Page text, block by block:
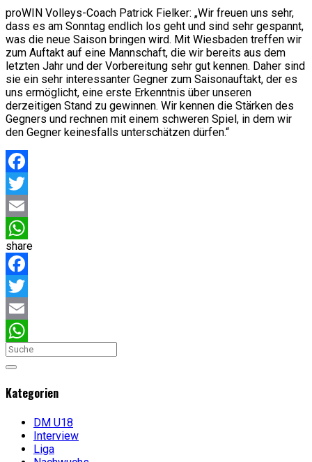
proWIN Volleys-Coach Patrick Fielker: „Wir freuen uns sehr,
dass es am Sonntag endlich los geht und sind sehr gespannt,
was die neue Saison bringen wird. Mit Wiesbaden treffen wir
zum Auftakt auf eine Mannschaft, die wir bereits aus dem
letzten Jahr und der Vorbereitung sehr gut kennen. Daher sind
sie ein sehr interessanter Gegner zum Saisonauftakt, der es
uns ermöglicht, eine erste Erkenntnis über unseren
derzeitigen Stand zu gewinnen. Wir kennen die Stärken des
Gegners und rechnen mit einem schweren Spiel, in dem wir
den Gegner keinesfalls unterschätzen dürfen.“
Facebook
Twitter
Email
WhatsApp
share
Facebook
Twitter
Email
WhatsApp
Kategorien
DM U18
Interview
Liga